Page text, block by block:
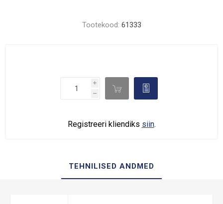
Tootekood: 61333
i
h
d 
Registreeri kliendiks siin.
TEHNILISED ANDMED